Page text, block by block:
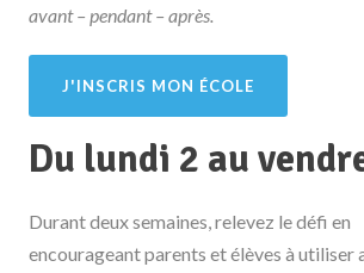
avant – pendant – après.
J'INSCRIS MON ÉCOLE
Du lundi 2 au
Durant deux semaines, relevez le défi en
encourageant parents et élèves à utiliser